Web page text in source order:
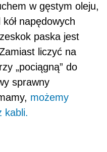
w gęstym oleju,
napędowych
paska jest
liczyć na
„pociągną” do
sprawny
możemy
kabli.